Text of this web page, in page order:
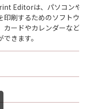
Editorは、パソコンや
印刷するためのソフトウエ
カードやカレンダーなど
きます。